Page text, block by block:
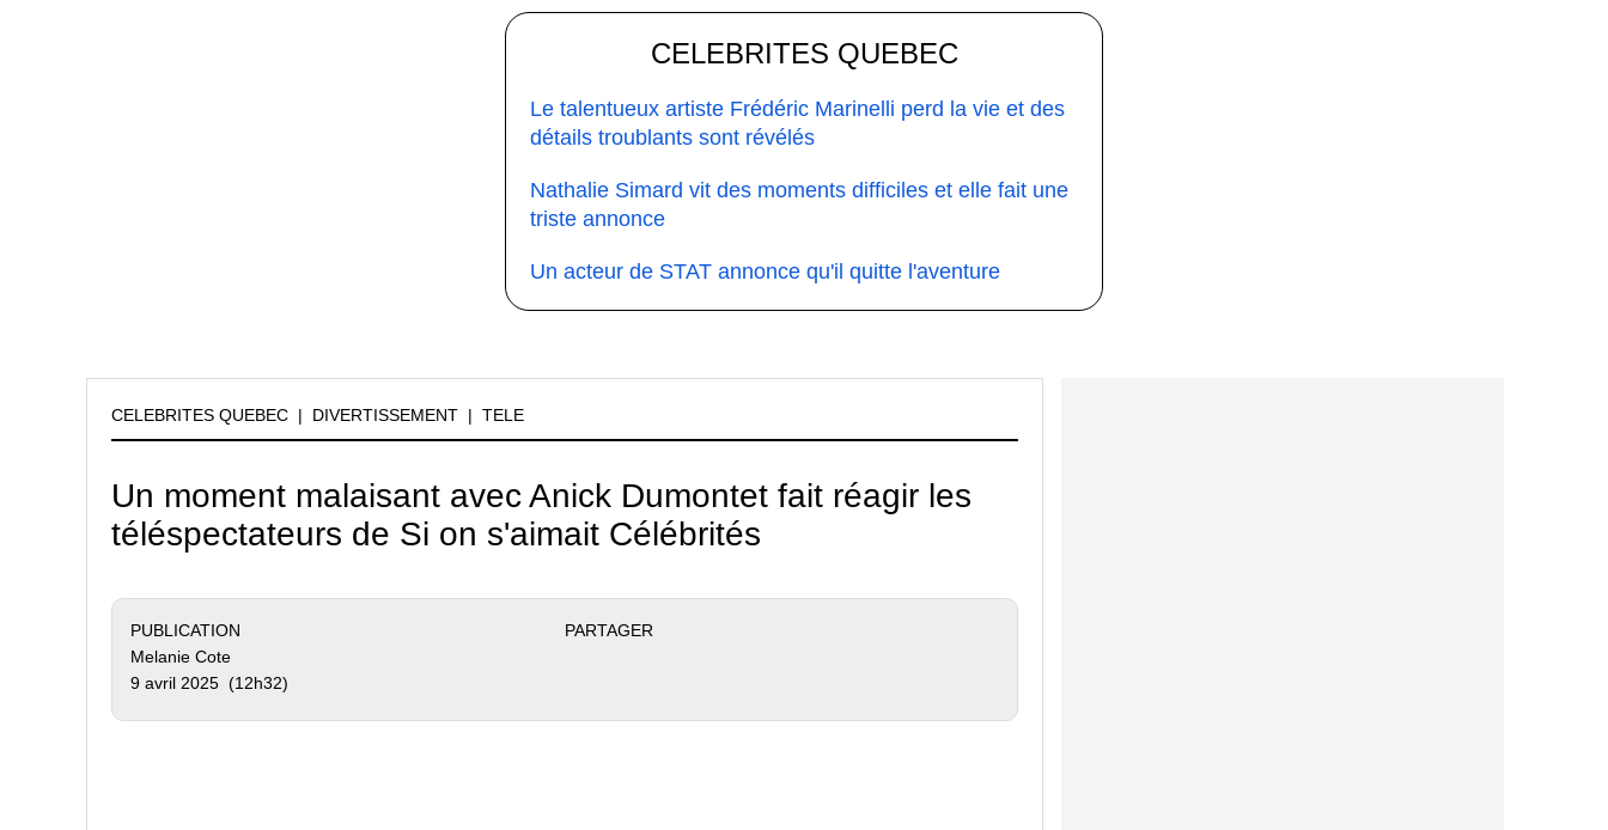
CELEBRITES QUEBEC
Le talentueux artiste Frédéric Marinelli perd la vie et des
détails troublants sont révélés
Nathalie Simard vit des moments difficiles et elle fait une
triste annonce
Un acteur de STAT annonce qu'il quitte l'aventure
CELEBRITES QUEBEC | DIVERTISSEMENT | TELE
Un moment malaisant avec Anick Dumontet fait réagir les
téléspectateurs de Si on s'aimait Célébrités
PUBLICATION
Melanie Cote
9 avril 2025 (12h32)
PARTAGER